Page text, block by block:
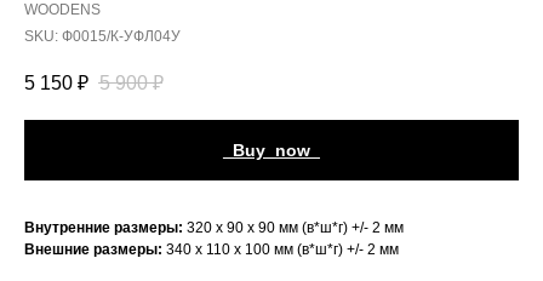
WOODENS
SKU: Ф0015/К-УФЛ04У
5 150 ₽ 5 900 ₽
_Buy_now_
Внутренние размеры: 320 х 90 х 90 мм (в*ш*г) +/- 2 мм
Внешние размеры: 340 х 110 х 100 мм (в*ш*г) +/- 2 мм